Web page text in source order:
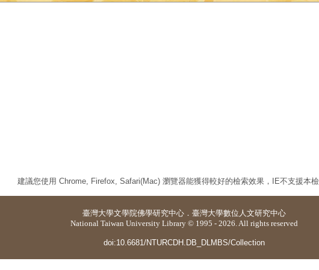
建議您使用 Chrome, Firefox, Safari(Mac) 瀏覽器能獲得較好的檢索效果，IE不支援本檢
臺灣大學文學院佛學研究中心 ． 臺灣大學數位人文研究中心
National Taiwan University Library © 1995 - 2026. All rights reserved
doi:10.6681/NTURCDH.DB_DLMBS/Collection